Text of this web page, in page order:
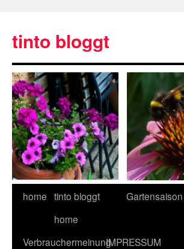
tinto bloggt
home tinto bloggt
home
Gartensaison
VerbrauchermeinungIMPRESSUM